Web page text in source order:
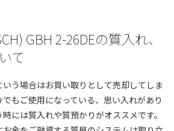
GBH 2-26DEの質入れ、
て
う場合はお買い取りとして売却してしま
もご使用になっている、思い入れがあり
には質入れや質預かりがオススメです。